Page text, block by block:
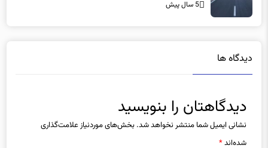
5 سال پیش
دیدگاه ها
دیدگاهتان را بنویسید
نشانی ایمیل شما منتشر نخواهد شد. بخش‌های موردنیاز علامت‌گذاری
شده‌اند*